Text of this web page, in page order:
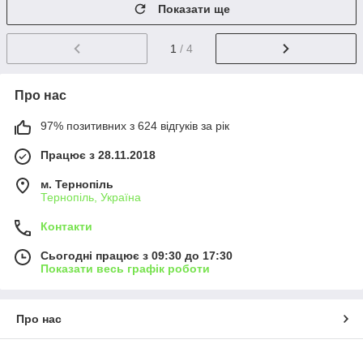
Показати ще
1 / 4
Про нас
97% позитивних з 624 відгуків за рік
Працює з 28.11.2018
м. Тернопіль
Тернопіль, Україна
Контакти
Сьогодні працює з 09:30 до 17:30
Показати весь графік роботи
Про нас